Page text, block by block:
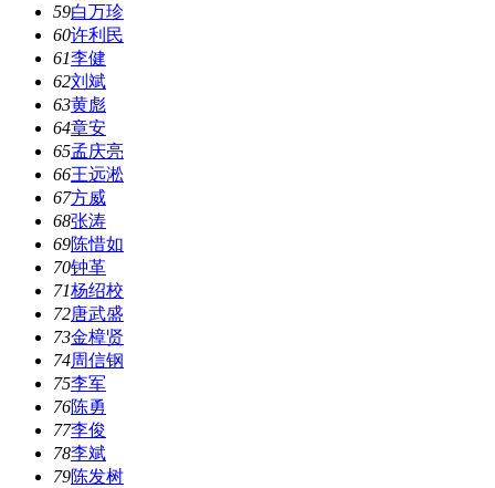
59白万珍
60许利民
61李健
62刘斌
63黄彪
64章安
65孟庆亮
66王远淞
67方威
68张涛
69陈惜如
70钟革
71杨绍校
72唐武盛
73金樟贤
74周信钢
75李军
76陈勇
77李俊
78李斌
79陈发树